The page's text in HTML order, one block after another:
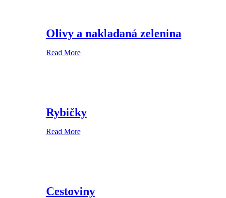
Olivy a nakladaná zelenina
Read More
Rybičky
Read More
Cestoviny